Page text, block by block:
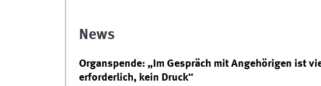
News
Organspende: „Im Gespräch mit Angehörigen ist
erforderlich, kein Druck“